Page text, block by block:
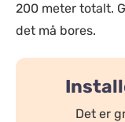
200 meter totalt.
det må bores.
Det er